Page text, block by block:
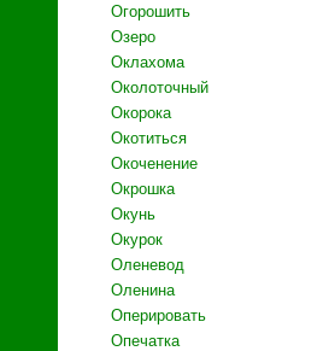
Огорошить
Озеро
Оклахома
Околоточный
Окорока
Окотиться
Окоченение
Окрошка
Окунь
Окурок
Оленевод
Оленина
Оперировать
Опечатка